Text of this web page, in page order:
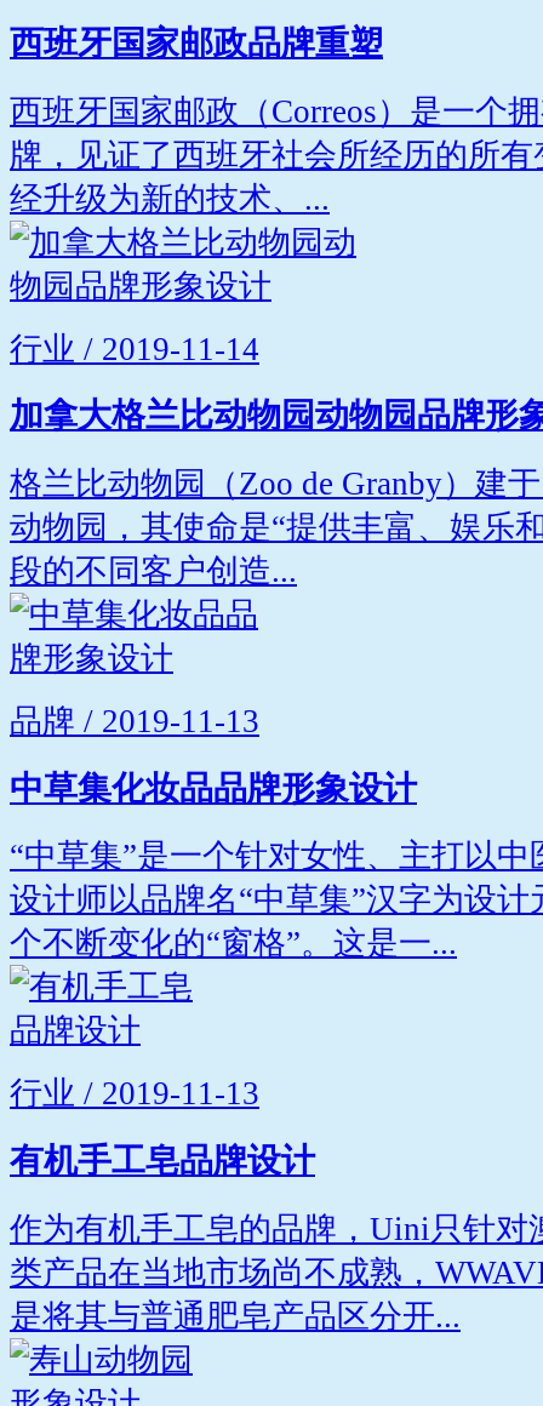
西班牙国家邮政品牌重塑
西班牙国家邮政（Correos）是一个
牌，见证了西班牙社会所经历的所有
经升级为新的技术、...
行业 / 2019-11-14
加拿大格兰比动物园动物园品牌形
格兰比动物园（Zoo de Granby）建
动物园，其使命是“提供丰富、娱乐
段的不同客户创造...
品牌 / 2019-11-13
中草集化妆品品牌形象设计
“中草集”是一个针对女性、主打以
设计师以品牌名“中草集”汉字为设
个不断变化的“窗格”。这是一...
行业 / 2019-11-13
有机手工皂品牌设计
作为有机手工皂的品牌，Uini只针对
类产品在当地市场尚不成熟，
是将其与普通肥皂产品区分开...